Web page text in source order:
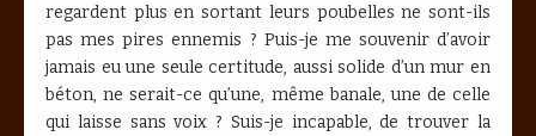
regardent plus en sortant leurs poubelles ne sont-ils
pas mes pires ennemis ? Puis-je me souvenir d’avoir
jamais eu une seule certitude, aussi solide d’un mur en
béton, ne serait-ce qu’une, même banale, une de celle
qui laisse sans voix ? Suis-je incapable, de trouver la